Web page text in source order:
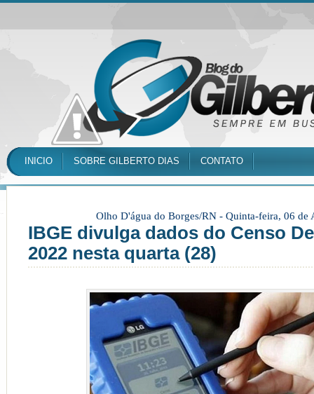
INICIO SOBRE GILBERTO DIAS CONTATO
Olho D'água do Borges/RN - Quinta-feira, 06 de
IBGE divulga dados do Censo
2022 nesta quarta (28)